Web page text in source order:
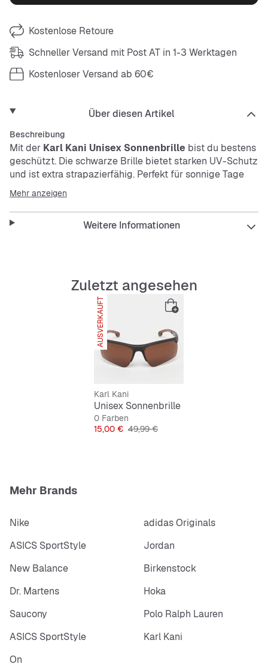
Kostenlose Retoure
Schneller Versand mit Post AT in 1-3 Werktagen
Kostenloser Versand ab 60€
Über diesen Artikel
Beschreibung
Mit der Karl Kani Unisex Sonnenbrille bist du bestens
geschützt. Die schwarze Brille bietet starken UV-Schutz
und ist extra strapazierfähig. Perfekt für sonnige Tage
und jeden Look.
Features:
Unisex-Design für jeden Style
Robustes, langlebiges Material
Effektiver UV-Schutz
Schwarzes Gestell mit braunen Gläsern
Mehr anzeigen
Weitere Informationen
Zuletzt angesehen
AUSVERKAUFT
Karl Kani
Unisex Sonnenbrille
0 Farben
Preis
15,00 € Originalpreis
49,99 €
Mehr Brands
Nike
adidas Originals
ASICS SportStyle
Jordan
New Balance
Birkenstock
Dr. Martens
Hoka
Saucony
Polo Ralph Lauren
ASICS SportStyle
Karl Kani
On